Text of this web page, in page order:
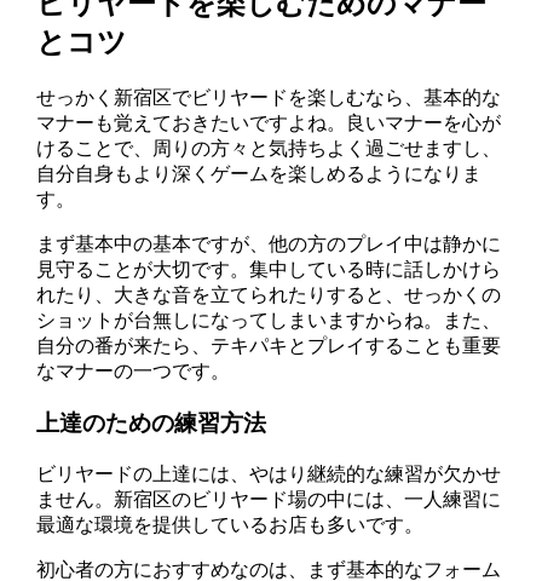
とコツ
せっかく新宿区でビリヤードを楽しむなら、基本的な
マナーも覚えておきたいですよね。良いマナーを心が
けることで、周りの方々と気持ちよく過ごせますし、
自分自身もより深くゲームを楽しめるようになりま
す。
まず基本中の基本ですが、他の方のプレイ中は静かに
見守ることが大切です。集中している時に話しかけら
れたり、大きな音を立てられたりすると、せっかくの
ショットが台無しになってしまいますからね。また、
自分の番が来たら、テキパキとプレイすることも重要
なマナーの一つです。
上達のための練習方法
ビリヤードの上達には、やはり継続的な練習が欠かせ
ません。新宿区のビリヤード場の中には、一人練習に
最適な環境を提供しているお店も多いです。
初心者の方におすすめなのは、まず基本的なフォーム